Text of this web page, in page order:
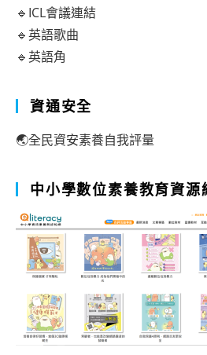
🔹ICL會議連結
🔹英語歌曲
🔹英語角
資通安全
🌏全民資安素養自我評量
中小學數位素養教育資源